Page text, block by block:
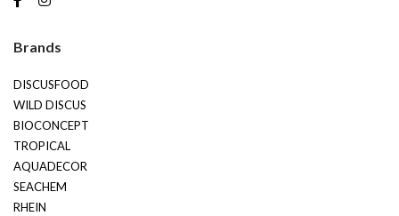
Brands
DISCUSFOOD
WILD DISCUS
BIOCONCEPT
TROPICAL
AQUADECOR
SEACHEM
RHEIN